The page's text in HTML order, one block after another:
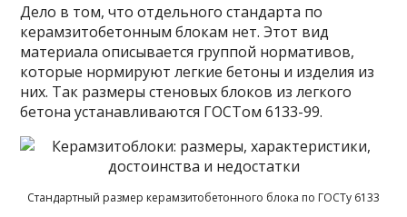
Дело в том, что отдельного стандарта по
керамзитобетонным блокам нет. Этот вид
материала описывается группой нормативов,
которые нормируют легкие бетоны и изделия из
них. Так размеры стеновых блоков из легкого
бетона устанавливаются ГОСТом 6133-99.
Стандартный размер керамзитобетонного блока по ГОСТу 6133